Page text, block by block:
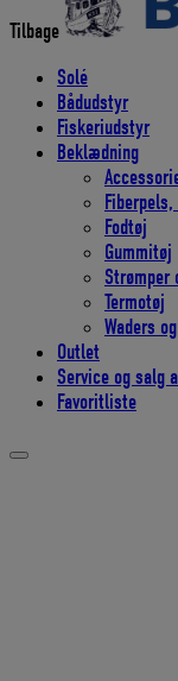
Tilbage
Solé
Bådudstyr
Fiskeriudstyr
Beklædning
Fodtøj
Gummitøj
Strømper
Termotøj
Waders
Outlet
Service og salg
Favoritliste